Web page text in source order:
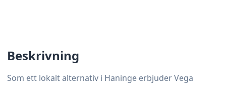
Beskrivning
Som ett lokalt alternativ i Haninge erbjuder Vega